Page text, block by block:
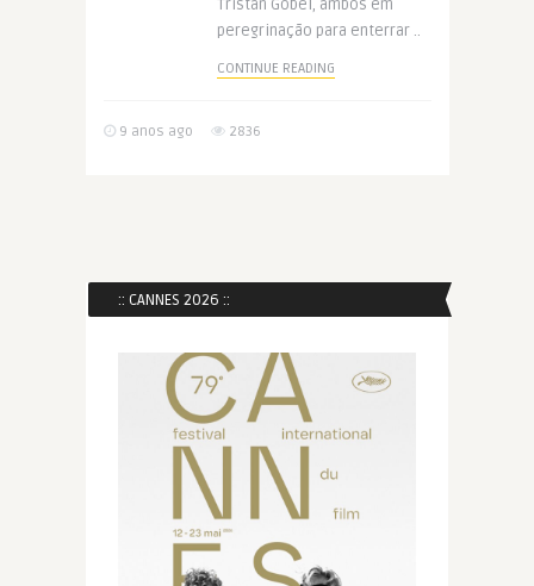
Tristan Göbel, ambos em
peregrinação para enterrar ..
CONTINUE READING
9 anos ago 2836
:: CANNES 2026 ::